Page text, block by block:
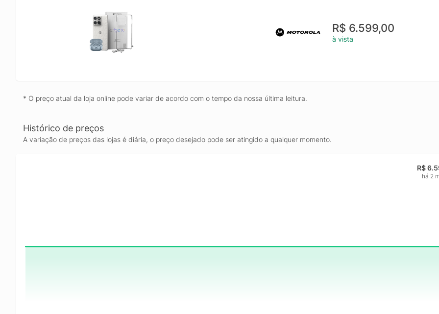
R$ 6.599,00
à vista
* O preço atual da loja online pode variar de acordo com o tempo da nossa última leitura.
Histórico de preços
A variação de preços das lojas é diária, o preço desejado pode ser atingido a qualquer momento.
R$
há 2